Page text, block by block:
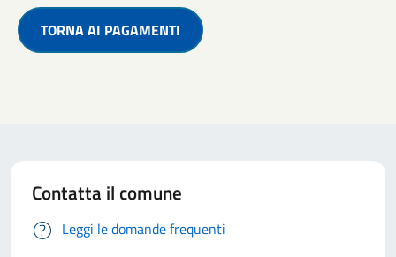
TORNA AI PAGAMENTI
Contatta il comune
Leggi le domande frequenti